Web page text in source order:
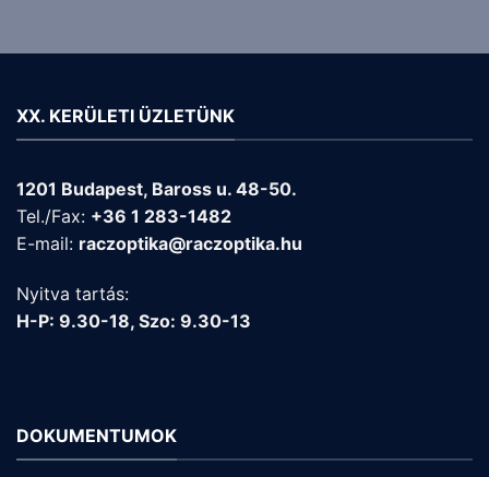
XX. KERÜLETI ÜZLETÜNK
1201 Budapest, Baross u. 48-50.
Tel./Fax: +36 1 283-1482
E-mail: raczoptika@raczoptika.hu
Nyitva tartás:
H-P: 9.30-18, Szo: 9.30-13
DOKUMENTUMOK